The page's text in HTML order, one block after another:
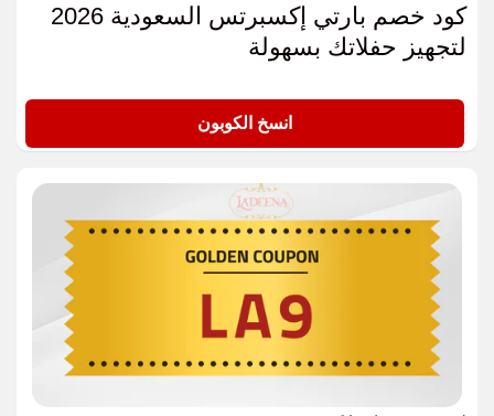
كود خصم بارتي إكسبرتس السعودية 2026
لتجهيز حفلاتك بسهولة
انسخ الكوبون